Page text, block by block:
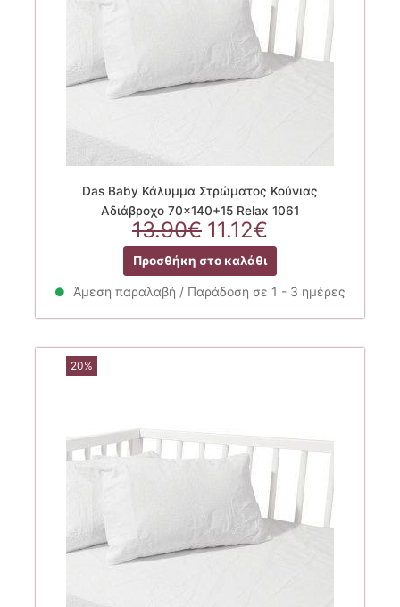
Das Baby Κάλυμμα Στρώματος Κούνιας
Αδιάβροχο 70×140+15 Relax 1061
13.90€ Original
price
was:
13.90€.
11.12€
τρέχουσα
τιμή
είναι:
11.12€.
Προσθήκη στο καλάθι
Άμεση παραλαβή / Παράδοση σε 1 - 3 ημέρες
20%